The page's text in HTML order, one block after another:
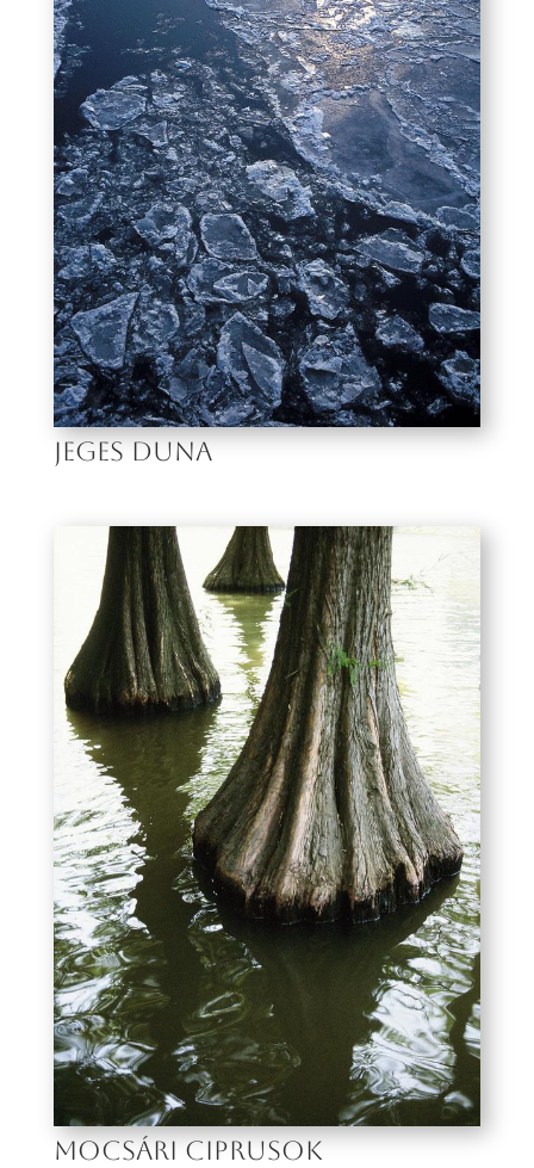
JEGES DUNA
MOCSÁRI CIPRUSOK